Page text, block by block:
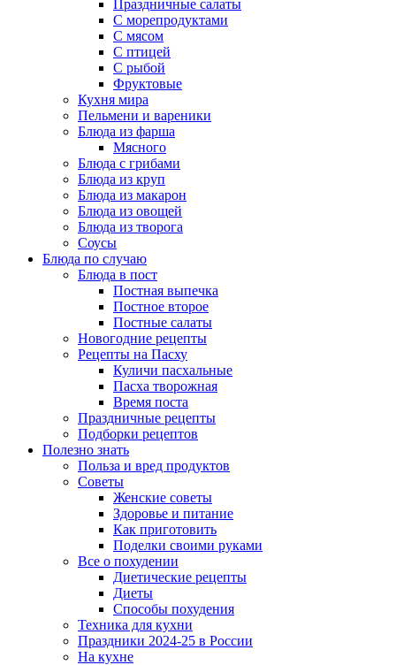
Праздничные салаты
С морепродуктами
С мясом
С птицей
С рыбой
Фруктовые
Кухня мира
Пельмени и вареники
Блюда из фарша
Мясного
Блюда с грибами
Блюда из круп
Блюда из макарон
Блюда из овощей
Блюда из творога
Соусы
Блюда по случаю
Блюда в пост
Постная выпечка
Постное второе
Постные салаты
Новогодние рецепты
Рецепты на Пасху
Куличи пасхальные
Пасха творожная
Время поста
Праздничные рецепты
Подборки рецептов
Полезно знать
Польза и вред продуктов
Советы
Женские советы
Здоровье и питание
Как приготовить
Поделки своими руками
Все о похудении
Диетические рецепты
Диеты
Способы похудения
Техника для кухни
Праздники 2024-25 в России
На кухне